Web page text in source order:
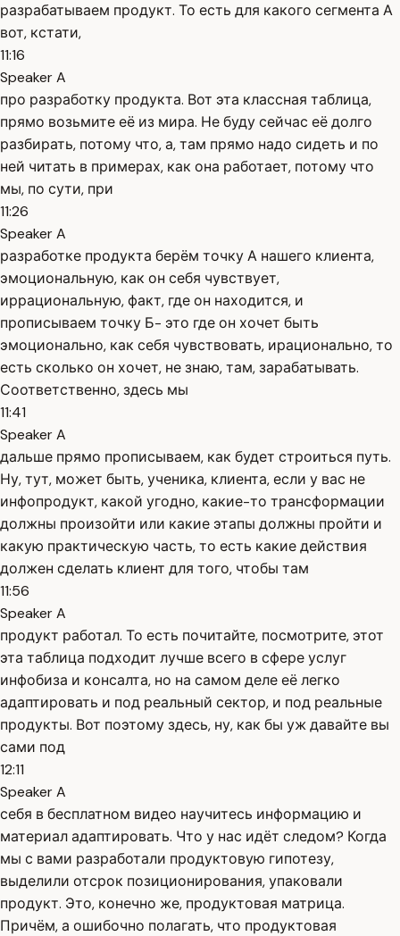
разрабатываем продукт. То есть для какого сегмента А
вот, кстати,
11:16
Speaker A
про разработку продукта. Вот эта классная таблица,
прямо возьмите её из мира. Не буду сейчас её долго
разбирать, потому что, а, там прямо надо сидеть и по
ней читать в примерах, как она работает, потому что
мы, по сути, при
11:26
Speaker A
разработке продукта берём точку А нашего клиента,
эмоциональную, как он себя чувствует,
иррациональную, факт, где он находится, и
прописываем точку Б- это где он хочет быть
эмоционально, как себя чувствовать, ирационально, то
есть сколько он хочет, не знаю, там, зарабатывать.
Соответственно, здесь мы
11:41
Speaker A
дальше прямо прописываем, как будет строиться путь.
Ну, тут, может быть, ученика, клиента, если у вас не
инфопродукт, какой угодно, какие-то трансформации
должны произойти или какие этапы должны пройти и
какую практическую часть, то есть какие действия
должен сделать клиент для того, чтобы там
11:56
Speaker A
продукт работал. То есть почитайте, посмотрите, этот
эта таблица подходит лучше всего в сфере услуг
инфобиза и консалта, но на самом деле её легко
адаптировать и под реальный сектор, и под реальные
продукты. Вот поэтому здесь, ну, как бы уж давайте вы
сами под
12:11
Speaker A
себя в бесплатном видео научитесь информацию и
материал адаптировать. Что у нас идёт следом? Когда
мы с вами разработали продуктовую гипотезу,
выделили отсрок позиционирования, упаковали
продукт. Это, конечно же, продуктовая матрица.
Причём, а ошибочно полагать, что продуктовая